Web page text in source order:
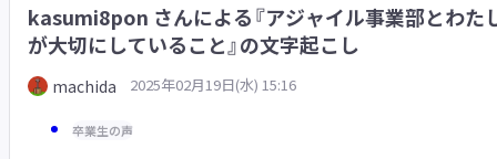
kasumi8pon さんによる『アジャイル事業部とわた
が大切にしていること』の文字起こし
machida 2025年02月19日(水) 15:16
卒業生の声